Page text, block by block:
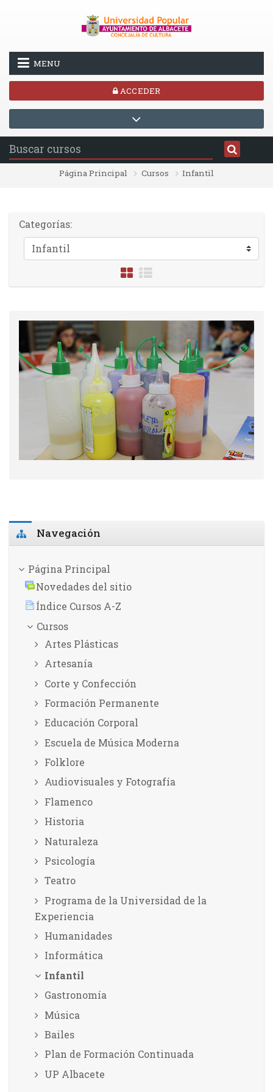
MENU
ACCEDER
Página Principal Cursos Infantil
Categorías:
Salta Navegación
Navegación
Página Principal
Novedades del sitio
Índice Cursos A-Z
Cursos
Artes Plásticas
Artesanía
Corte y Confección
Formación Permanente
Educación Corporal
Escuela de Música Moderna
Folklore
Audiovisuales y Fotografía
Flamenco
Historia
Naturaleza
Psicología
Teatro
Programa de la Universidad de la
Experiencia
Humanidades
Informática
Infantil
Gastronomía
Música
Bailes
Plan de Formación Continuada
UP Albacete